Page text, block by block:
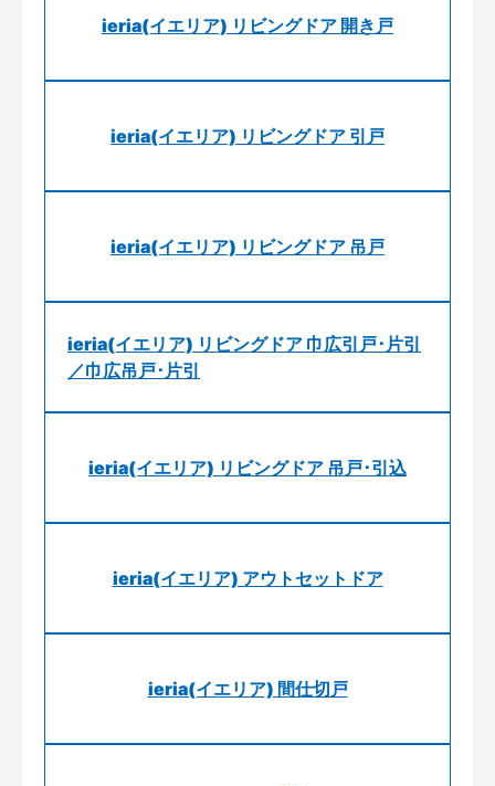
ieria(イエリア) リビングドア 開き戸
ieria(イエリア) リビングドア 引戸
ieria(イエリア) リビングドア 吊戸
ieria(イエリア) リビングドア 巾広引戸･片引
／巾広吊戸･片引
ieria(イエリア) リビングドア 吊戸･引込
ieria(イエリア) アウトセットドア
ieria(イエリア) 間仕切戸